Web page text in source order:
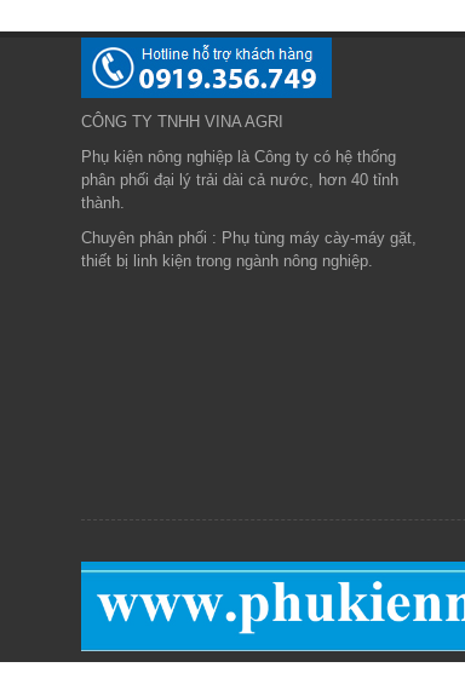
CÔNG TY TNHH VINA AGRI
Phụ kiện nông nghiệp là Công ty có hệ thống
phân phối đại lý trải dài cả nước, hơn 40 tỉnh
thành.
Chuyên phân phối : Phụ tùng máy cày-máy gặt,
thiết bị linh kiện trong ngành nông nghiệp.